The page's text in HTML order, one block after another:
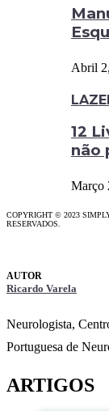
Abril
12
não
Março
COPYRIGHT © 2023
RESERVADOS.
Ricardo Varela
Neurologista,
Portuguesa de
ARTIGOS